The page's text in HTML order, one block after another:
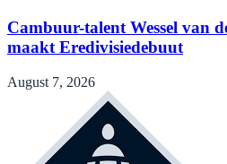
Cambuur-talent Wessel van
maakt Eredivisiedebuut
August 7, 2026